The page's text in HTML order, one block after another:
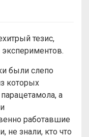
тезис,
были слепо
которых
а
работавшие
не знали, кто что